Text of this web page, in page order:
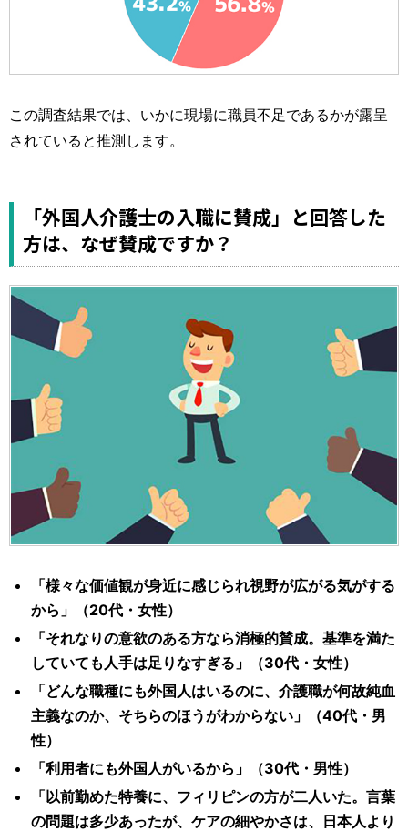
この調査結果では、いかに現場に職員不足であるかが露呈
されていると推測します。
「外国人介護士の入職に賛成」と回答した
方は、なぜ賛成ですか？
「様々な価値観が身近に感じられ視野が広がる気がする
から」（20代・女性）
「それなりの意欲のある方なら消極的賛成。基準を満た
していても人手は足りなすぎる」（30代・女性）
「どんな職種にも外国人はいるのに、介護職が何故純血
主義なのか、そちらのほうがわからない」（40代・男
性）
「利用者にも外国人がいるから」（30代・男性）
「以前勤めた特養に、フィリピンの方が二人いた。言葉
の問題は多少あったが、ケアの細やかさは、日本人より